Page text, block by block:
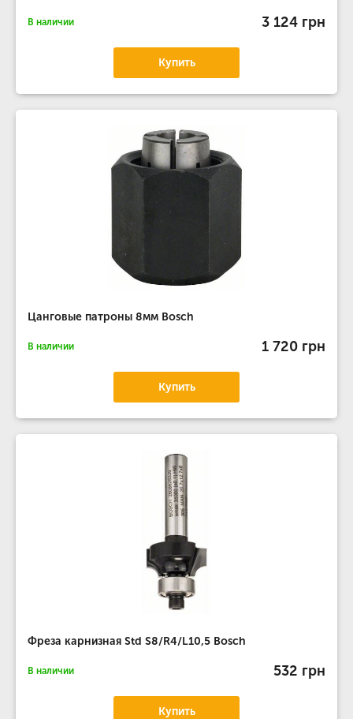
В наличии 3 124 грн
Купить
Цанговые патроны 8мм Bosch
В наличии 1 720 грн
Купить
Фреза карнизная Std S8/R4/L10,5 Bosch
В наличии 532 грн
Купить